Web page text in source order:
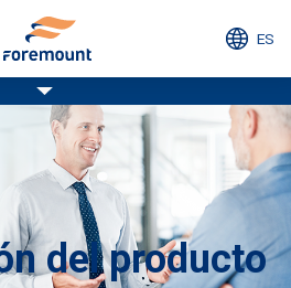
ES
del producto